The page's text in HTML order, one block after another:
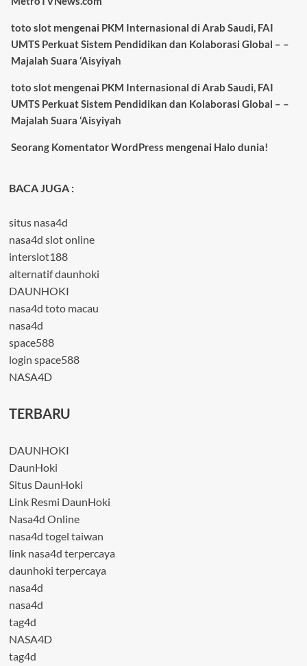
toto slotmengenai PKM Internasional di Arab Saudi, FAI
UMTS Perkuat Sistem Pendidikan dan Kolaborasi Global – –
Majalah Suara ‘Aisyiyah
toto slotmengenai PKM Internasional di Arab Saudi, FAI
UMTS Perkuat Sistem Pendidikan dan Kolaborasi Global – –
Majalah Suara ‘Aisyiyah
Seorang Komentator WordPress mengenai Halo dunia!
BACA JUGA :
situs nasa4d
nasa4d slot online
interslot188
alternatif daunhoki
DAUNHOKI
nasa4d toto macau
nasa4d
space588
login space588
NASA4D
TERBARU
DAUNHOKI
DaunHoki
Situs DaunHoki
Link Resmi DaunHoki
Nasa4d Online
nasa4d togel taiwan
link nasa4d terpercaya
daunhoki terpercaya
nasa4d
nasa4d
tag4d
NASA4D
tag4d